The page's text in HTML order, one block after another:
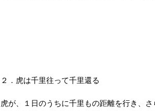
２．虎は千里往って千里還る
虎が、１日のうちに千里もの距離を行き、